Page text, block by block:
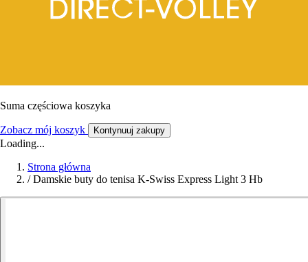
Suma częściowa koszyka
Zobacz mój koszyk Kontynuuj zakupy
Loading...
Strona główna
/ Damskie buty do tenisa K-Swiss Express Light 3 Hb